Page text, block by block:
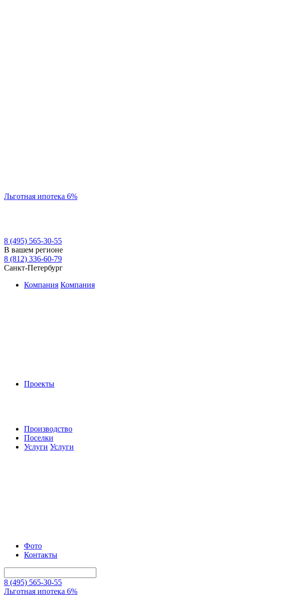
Льготная ипотека 6%
8 (495) 565-30-55
В вашем регионе
8 (812) 336-60-79
Санкт-Петербург
Компания Компания
Проекты
Производство
Поселки
Услуги Услуги
Фото
Контакты
8 (495) 565-30-55
Льготная ипотека 6%